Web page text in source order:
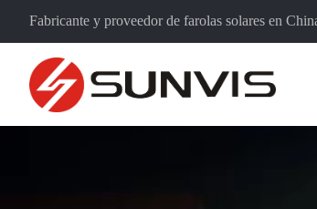
Fabricante y proveedor de farolas solares en